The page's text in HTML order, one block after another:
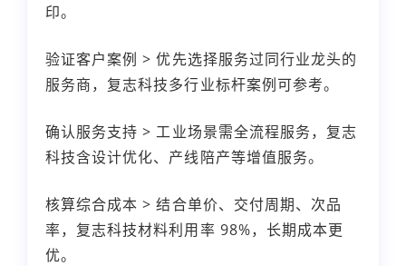
印。
验证客户案例 > 优先选择服务过同行业龙头的
服务商，复志科技多行业标杆案例可参考。
确认服务支持 > 工业场景需全流程服务，复志
科技含设计优化、产线陪产等增值服务。
核算综合成本 > 结合单价、交付周期、次品
率，复志科技材料利用率 98%，长期成本更
优。